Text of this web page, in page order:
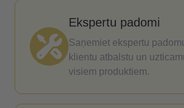
Ekspertu padomi
Saņemiet ekspertu
klientu atbalstu un
visiem produktiem.